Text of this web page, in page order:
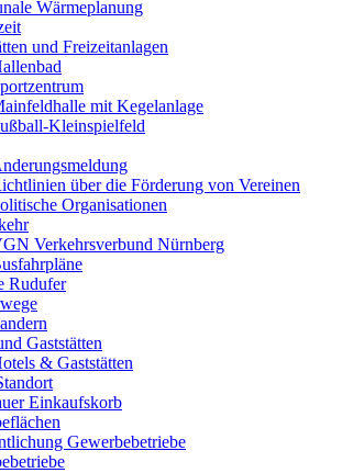
Wärmeplanung
und Freizeitanlagen
mit Kegelanlage
Kleinspielfeld
über die Förderung von Vereinen
Organisationen
Verkehrsverbund Nürnberg
Rudufer
Gaststätten
& Gaststätten
Einkaufskorb
Gewerbebetriebe